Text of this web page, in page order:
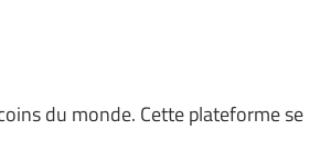
du monde. Cette plateforme se